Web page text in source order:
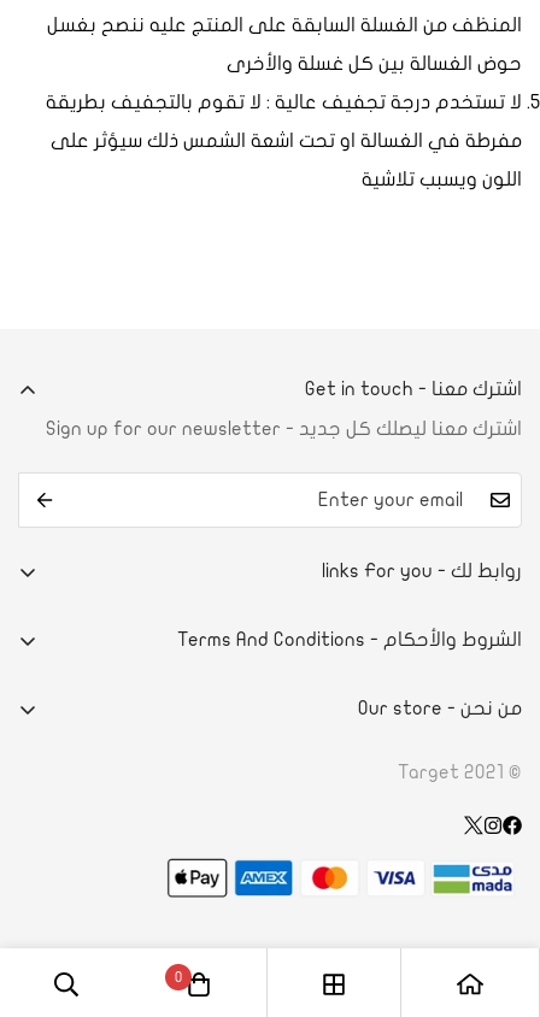
المنظف من الغسلة السابقة على المنتج عليه ننصح بغسل
حوض الغسالة بين كل غسلة والأخرى
لا تستخدم درجة تجفيف عالية : لا تقوم بالتجفيف بطريقة
مفرطة في الغسالة او تحت اشعة الشمس ذلك سيؤثر على
اللون ويسبب تلاشية
اشترك معنا - Get in touch
اشترك معنا ليصلك كل جديد - Sign up for our newsletter
روابط لك - links For you
آراء العملاء
الطلب والدفع
تأكيد الدفع
طلب الاسترجاع
جدول المقاسات
شروط الخدمة
الشروط والأحكام - Terms And Conditions
الاحكام والشروط
من نحن - Our store
BAHRAIN
+966 50 604 0005
© Target 2021
0